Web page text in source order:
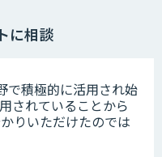
に相談
で積極的に活用され始
されていることから
りいただけたのでは